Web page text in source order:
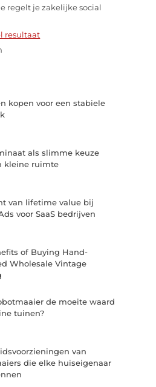
regelt je zakelijke social
resultaat
kopen voor een stabiele
als slimme keuze
kleine ruimte
van lifetime value bij
voor SaaS bedrijven
of Buying Hand-
Wholesale Vintage
de moeite waard
tuinen?
van
die elke huiseigenaar